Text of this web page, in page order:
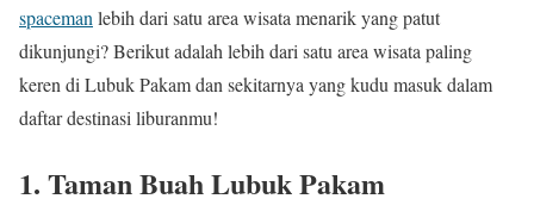
spaceman lebih dari satu area wisata menarik yang patut
dikunjungi? Berikut adalah lebih dari satu area wisata paling
keren di Lubuk Pakam dan sekitarnya yang kudu masuk dalam
daftar destinasi liburanmu!
1. Taman Buah Lubuk Pakam